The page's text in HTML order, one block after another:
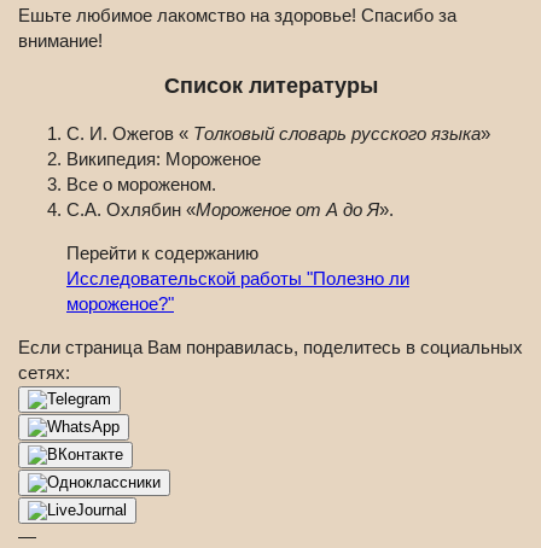
Ешьте любимое лакомство на здоровье! Спасибо за
внимание!
Список литературы
С. И. Ожегов « Толковый словарь русского языка»
Википедия: Мороженое
Все о мороженом.
С.А. Охлябин «Мороженое от А до Я».
Перейти к содержанию
Исследовательской работы "Полезно ли
мороженое?"
Если страница Вам понравилась, поделитесь в социальных
сетях:
—